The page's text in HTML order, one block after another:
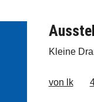
Kleine
von lk